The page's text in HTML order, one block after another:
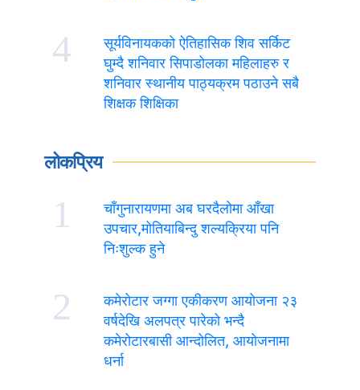
4
सूर्यविनायकको ऐतिहासिक शिव सर्किट
घुम्दै शनिवार सिपाडोलका महिलाहरु र
शनिवार स्थानीय पाठ्यक्रम पठाउने सबै
शिक्षक शिक्षिका
लोकप्रिय
1
चाँगुनारायणमा अब घरदैलोमा आँखा
उपचार,मोतियाबिन्दु शल्यक्रिया पनि
निःशुल्क हुने
2
कमेरोटार जग्गा एकीकरण आयोजना २३
वर्षदेखि अलपत्र पारेको भन्दै
कमेरोटारबासी आन्दोलित, आयोजनामा
धर्ना